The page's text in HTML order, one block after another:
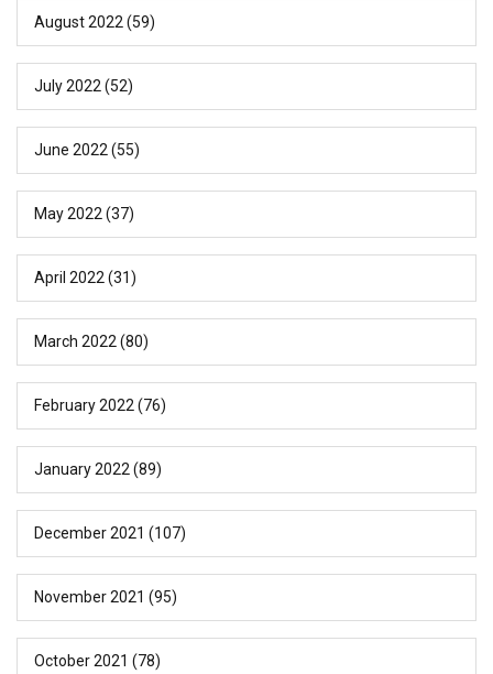
August 2022 (59)
July 2022 (52)
June 2022 (55)
May 2022 (37)
April 2022 (31)
March 2022 (80)
February 2022 (76)
January 2022 (89)
December 2021 (107)
November 2021 (95)
October 2021 (78)